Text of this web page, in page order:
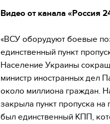
Видео от канала «Россия
«ВСУ оборудуют боевые
единственный пункт
Население Украины
министр иностранных дел
около миллиона граждан.
закрыла пункт пропуска
был единственный КПП,